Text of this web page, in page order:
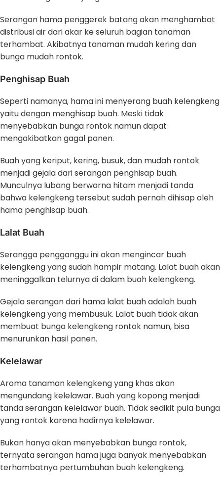
Serangan hama penggerek batang akan menghambat
distribusi air dari akar ke seluruh bagian tanaman
terhambat. Akibatnya tanaman mudah kering dan
bunga mudah rontok.
Penghisap Buah
Seperti namanya, hama ini menyerang buah kelengkeng
yaitu dengan menghisap buah. Meski tidak
menyebabkan bunga rontok namun dapat
mengakibatkan gagal panen.
Buah yang keriput, kering, busuk, dan mudah rontok
menjadi gejala dari serangan penghisap buah.
Munculnya lubang berwarna hitam menjadi tanda
bahwa kelengkeng tersebut sudah pernah dihisap oleh
hama penghisap buah.
Lalat Buah
Serangga pengganggu ini akan mengincar buah
kelengkeng yang sudah hampir matang. Lalat buah akan
meninggalkan telurnya di dalam buah kelengkeng.
Gejala serangan dari hama lalat buah adalah buah
kelengkeng yang membusuk. Lalat buah tidak akan
membuat bunga kelengkeng rontok namun, bisa
menurunkan hasil panen.
Kelelawar
Aroma tanaman kelengkeng yang khas akan
mengundang kelelawar. Buah yang kopong menjadi
tanda serangan kelelawar buah. Tidak sedikit pula bunga
yang rontok karena hadirnya kelelawar.
Bukan hanya akan menyebabkan bunga rontok,
ternyata serangan hama juga banyak menyebabkan
terhambatnya pertumbuhan buah kelengkeng.